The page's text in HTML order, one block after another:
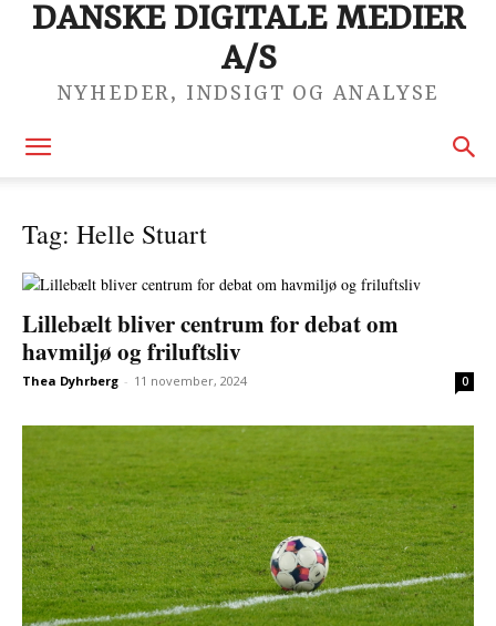
DANSKE DIGITALE MEDIER
A/S
NYHEDER, INDSIGT OG ANALYSE
Tag: Helle Stuart
Lillebælt bliver centrum for debat om
havmiljø og friluftsliv
Thea Dyhrberg - 11 november, 2024 0